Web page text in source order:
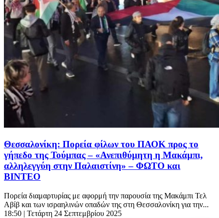
Θεσσαλονίκη: Πορεία φίλων του ΠΑΟΚ προς το
γήπεδο της Τούμπας – «Ανεπιθύμητη η Μακάμπι,
αλληλεγγύη στην Παλαιστίνη» – ΦΩΤΟ και
ΒΙΝΤΕΟ
Πορεία διαμαρτυρίας με αφορμή την παρουσία της Μακάμπι Τελ
Αβίβ και των ισραηλινών οπαδών της στη Θεσσαλονίκη για την...
18:50 | Τετάρτη 24 Σεπτεμβρίου 2025